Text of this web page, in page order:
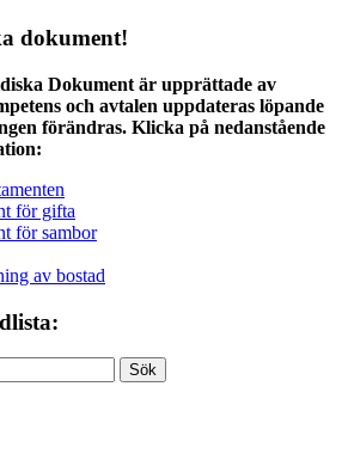
dokument!
Dokument är upprättade av
och avtalen uppdateras löpande
förändras. Klicka på nedanstående
för gifta
för sambor
av bostad